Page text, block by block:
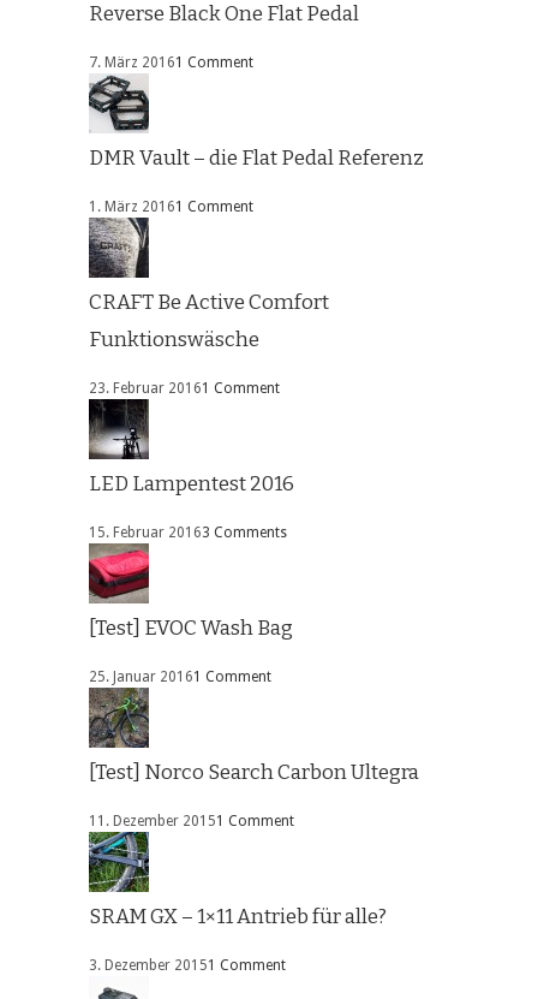
Reverse Black One Flat Pedal
7. März 20161 Comment
DMR Vault – die Flat Pedal Referenz
1. März 20161 Comment
CRAFT Be Active Comfort
Funktionswäsche
23. Februar 20161 Comment
LED Lampentest 2016
15. Februar 20163 Comments
[Test] EVOC Wash Bag
25. Januar 20161 Comment
[Test] Norco Search Carbon Ultegra
11. Dezember 20151 Comment
SRAM GX – 1×11 Antrieb für alle?
3. Dezember 20151 Comment